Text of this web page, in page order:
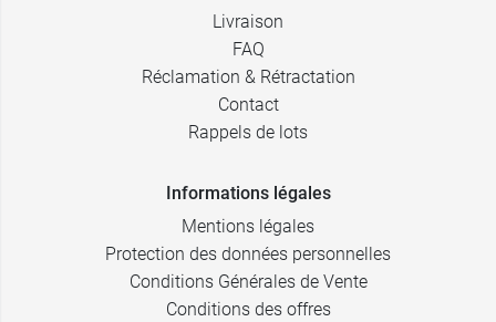
Livraison
FAQ
Réclamation & Rétractation
Contact
Rappels de lots
Informations légales
Mentions légales
Protection des données personnelles
Conditions Générales de Vente
Conditions des offres